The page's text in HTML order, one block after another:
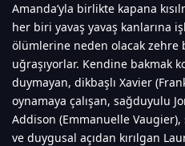
Amanda’yla birlikte kapana
her biri yavaş yavaş kanlarına
ölümlerine neden olacak
uğraşıyorlar. Kendine bakmak
duymayan, dikbaşlı Xavier
oynamaya çalışan, sağduyulu
Addison (Emmanuelle Vaugier),
ve duygusal açıdan kırılgan